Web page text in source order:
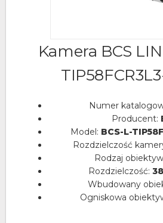
Kamera BCS
Numer
Producent:
Model: BCS-L-
Rozdzielczość
Rodzaj
Rozdzielczość:
Wbudowany
Ogniskowa